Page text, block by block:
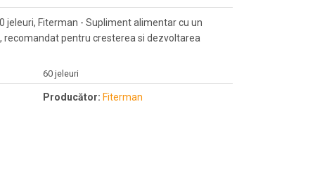
jeleuri, Fiterman - Supliment alimentar cu un
pentru cresterea si dezvoltarea
60 jeleuri
Producător: Fiterman